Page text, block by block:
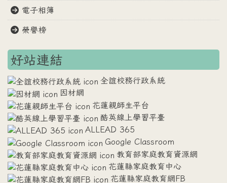
電子相簿
榮譽榜
好站連結
全誼校務行政系統
因材網
花蓮親師生平台
酷英線上學習平臺
ALLEAD 365
Google Classroom
教育部家庭教育資源網
花蓮縣家庭教育中心
花蓮縣家庭教育網FB